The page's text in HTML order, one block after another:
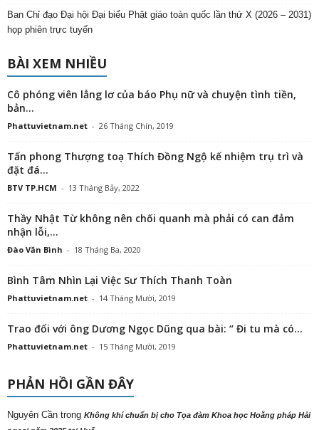
Ban Chỉ đạo Đại hội Đại biểu Phật giáo toàn quốc lần thứ X (2026 – 2031)
họp phiên trực tuyến
BÀI XEM NHIỀU
Cô phóng viên lẳng lơ của báo Phụ nữ và chuyện tình tiền,
bản...
Phattuvietnam.net - 26 Tháng Chín, 2019
Tấn phong Thượng toạ Thích Đồng Ngộ kế nhiệm trụ trì và
đặt đá...
BTV TP.HCM - 13 Tháng Bảy, 2022
Thầy Nhật Từ không nên chối quanh mà phải có can đảm
nhận lỗi,...
Đào Văn Bình - 18 Tháng Ba, 2020
Bình Tâm Nhìn Lại Việc Sư Thích Thanh Toàn
Phattuvietnam.net - 14 Tháng Mười, 2019
Trao đổi với ông Dương Ngọc Dũng qua bài: “ Đi tu mà có...
Phattuvietnam.net - 15 Tháng Mười, 2019
PHẢN HỒI GẦN ĐÂY
Nguyên Cần trong Không khí chuẩn bị cho Tọa đàm Khoa học Hoằng pháp Hải